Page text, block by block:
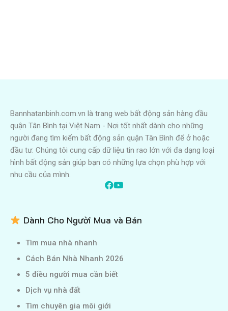
Bannhatanbinh.com.vn là trang web bất động sản hàng đầu
quận Tân Bình tại Việt Nam - Nơi tốt nhất dành cho những
người đang tìm kiếm bất động sản quận Tân Bình để ở hoặc
đầu tư. Chúng tôi cung cấp dữ liệu tin rao lớn với đa dạng loại
hình bất động sản giúp bạn có những lựa chọn phù hợp với
nhu cầu của mình.
Dành Cho Người Mua và Bán
Tìm mua nhà nhanh
Cách Bán Nhà Nhanh 2026
5 điều người mua cần biết
Dịch vụ nhà đất
Tìm chuyên gia môi giới